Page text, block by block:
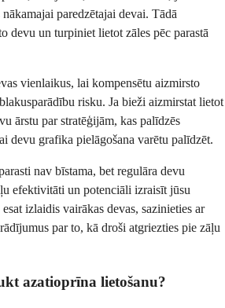
paredzētajai devai. Tādā
devu un turpiniet lietot zāles pēc parastā
vienlaikus, lai kompensētu aizmirsto
risku. Ja bieži aizmirstat lietot
ārstu par stratēģijām, kas palīdzēs
devu grafika pielāgošana varētu palīdzēt.
nav bīstama, bet regulāra devu
efektivitāti un potenciāli izraisīt jūsu
izlaidis vairākas devas, sazinieties ar
par to, kā droši atgriezties pie zāļu
azatioprīna lietošanu?